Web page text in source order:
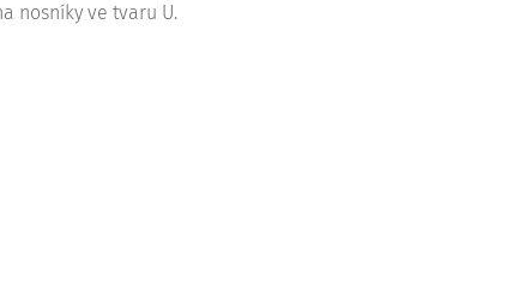
nosníky ve tvaru U.